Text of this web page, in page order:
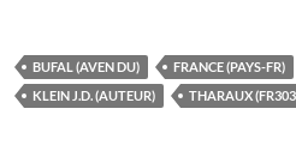
BUFAL (AVEN DU) FRANCE (PAYS-FR)
KLEIN J.D. (AUTEUR)
THARAUX